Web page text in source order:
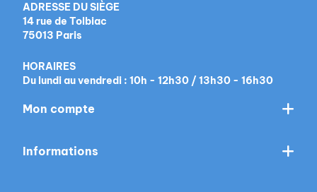
ADRESSE DU SIÈGE
14 rue de Tolbiac
75013 Paris
HORAIRES
Du lundi au vendredi : 10h - 12h30 / 13h30 - 16h30
Mon compte
Informations